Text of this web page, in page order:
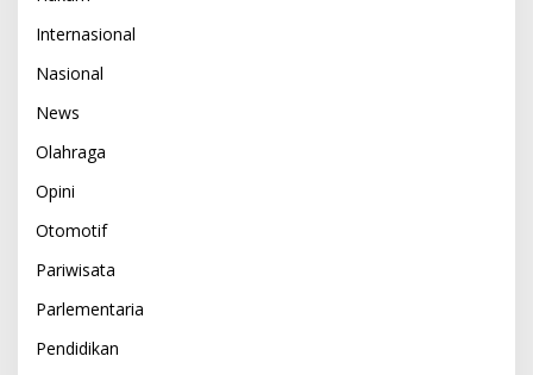
Internasional
Nasional
News
Olahraga
Opini
Otomotif
Pariwisata
Parlementaria
Pendidikan